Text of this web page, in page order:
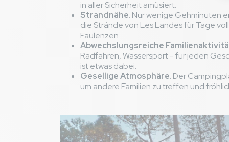
in aller Sicherheit amüsiert.
Strandnähe: Nur wenige Gehminuten
die Strände von Les Landes für Tage
Faulenzen.
Abwechslungsreiche
Radfahren, Wassersport - für jeden
ist etwas dabei.
Gesellige Atmosphäre: Der
um andere Familien zu treffen und
Avis hébergement
La grandeur
thumb_down Très mal
couteau qui
époque,
Avis général
thumb_downLes mobiles
Karcher sur les
C'est pas très